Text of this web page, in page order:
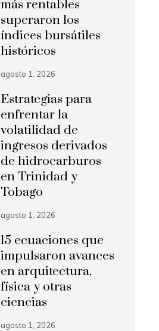
más rentables
superaron los
índices bursátiles
históricos
agosto 1, 2026
Estrategias para
enfrentar la
volatilidad de
ingresos derivados
de hidrocarburos
en Trinidad y
Tobago
agosto 1, 2026
15 ecuaciones que
impulsaron avances
en arquitectura,
física y otras
ciencias
agosto 1, 2026